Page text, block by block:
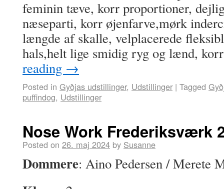
feminin tæve, korr proportioner,
næseparti, korr øjenfarve,mørk
længde af skalle, velplacerede
hals,helt lige smidig ryg og lænd,
reading →
Posted in Gyðjas udstillinger, Udstillinger | Tagged
puffindog, Udstillinger
Nose Work Frederiksværk
Posted on 26. maj 2024 by Susanne
Dommere: Aino Pedersen / Merete